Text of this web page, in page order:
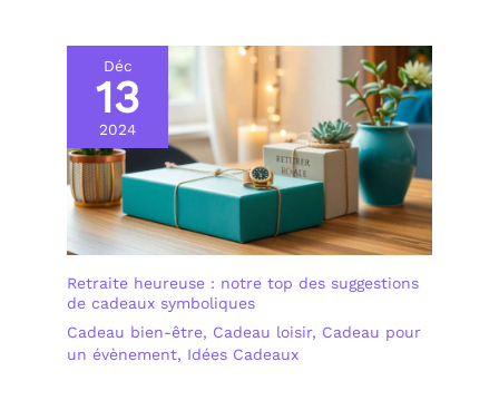
Déc
13
2024
Retraite heureuse : notre top des suggestions
de cadeaux symboliques
Cadeau bien-être, Cadeau loisir, Cadeau pour
un évènement, Idées Cadeaux